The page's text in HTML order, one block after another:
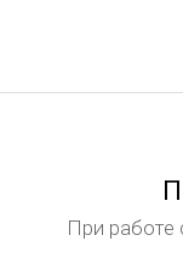
При работе